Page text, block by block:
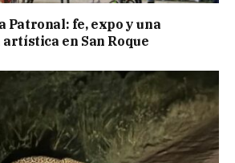
Patronal: fe, expo y una
en San Roque